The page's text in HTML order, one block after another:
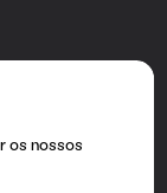
os nossos